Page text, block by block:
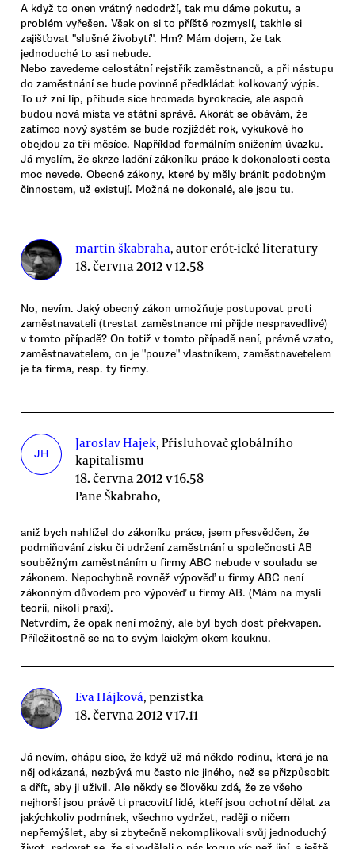
A když to onen vrátný nedodrží, tak mu dáme pokutu, a
problém vyřešen. Však on si to příště rozmyslí, takhle si
zajišťovat "slušné živobytí". Hm? Mám dojem, že tak
jednoduché to asi nebude.
Nebo zavedeme celostátní rejstřík zaměstnanců, a při nástupu
do zaměstnání se bude povinně předkládat kolkovaný výpis.
To už zní líp, přibude sice hromada byrokracie, ale aspoň
budou nová místa ve státní správě. Akorát se obávám, že
zatímco nový systém se bude rozjíždět rok, vykukové ho
obejdou za tři měsíce. Například formálním snižením úvazku.
Já myslím, že skrze ladění zákoníku práce k dokonalosti cesta
moc nevede. Obecné zákony, které by měly bránit podobným
činnostem, už existují. Možná ne dokonalé, ale jsou tu.
martin škabraha, autor erót-ické literatury
18. června 2012 v 12.58
No, nevím. Jaký obecný zákon umožňuje postupovat proti
zaměstnavateli (trestat zaměstnance mi přijde nespravedlivé)
v tomto případě? On totiž v tomto případě není, právně vzato,
zaměstnavatelem, on je "pouze" vlastníkem, zaměstnavetelem
je ta firma, resp. ty firmy.
JH
Jaroslav Hajek, Přisluhovač globálního
kapitalismu
18. června 2012 v 16.58
Pane Škabraho,
aniž bych nahlížel do zákoníku práce, jsem přesvědčen, že
podmiňování zisku či udržení zaměstnání u společnosti AB
souběžným zaměstnáním u firmy ABC nebude v souladu se
zákonem. Nepochybně rovněž výpověď u firmy ABC není
zákonným důvodem pro výpověď u firmy AB. (Mám na mysli
teorii, nikoli praxi).
Netvrdím, že opak není možný, ale byl bych dost překvapen.
Příležitostně se na to svým laickým okem kouknu.
Eva Hájková, penzistka
18. června 2012 v 17.11
Já nevím, chápu sice, že když už má někdo rodinu, která je na
něj odkázaná, nezbývá mu často nic jiného, než se přizpůsobit
a dřít, aby ji uživil. Ale někdy se člověku zdá, že ze všeho
nejhorší jsou právě ti pracovití lidé, kteří jsou ochotní dělat za
jakýchkoliv podmínek, všechno vydržet, raději o ničem
nepřemýšlet, aby si zbytečně nekomplikovali svůj jednoduchý